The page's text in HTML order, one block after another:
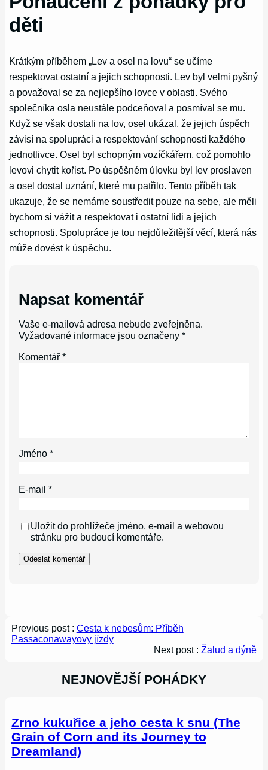
děti
Krátkým příběhem „Lev a osel na lovu“ se učíme
respektovat ostatní a jejich schopnosti. Lev byl velmi pyšný
a považoval se za nejlepšího lovce v oblasti. Svého
společníka osla neustále podceňoval a posmíval se mu.
Když se však dostali na lov, osel ukázal, že jejich úspěch
závisí na spolupráci a respektování schopností každého
jednotlivce. Osel byl schopným vozíčkářem, což pomohlo
levovi chytit kořist. Po úspěšném úlovku byl lev proslaven
a osel dostal uznání, které mu patřilo. Tento příběh tak
ukazuje, že se nemáme soustředit pouze na sebe, ale měli
bychom si vážit a respektovat i ostatní lidi a jejich
schopnosti. Spolupráce je tou nejdůležitější věcí, která nás
může dovést k úspěchu.
Napsat komentář
Vaše e-mailová adresa nebude zveřejněna.
Vyžadované informace jsou označeny*
Komentář*
Jméno*
E-mail*
Uložit do prohlížeče jméno, e-mail a webovou
stránku pro budoucí komentáře.
Previous post : Cesta k nebesům: Příběh
Passaconawayovy jízdy
Next post :Žalud a dýně
NEJNOVĚJŠÍ POHÁDKY
Zrno kukuřice a jeho cesta k snu (The
Grain of Corn and its Journey to
Dreamland)